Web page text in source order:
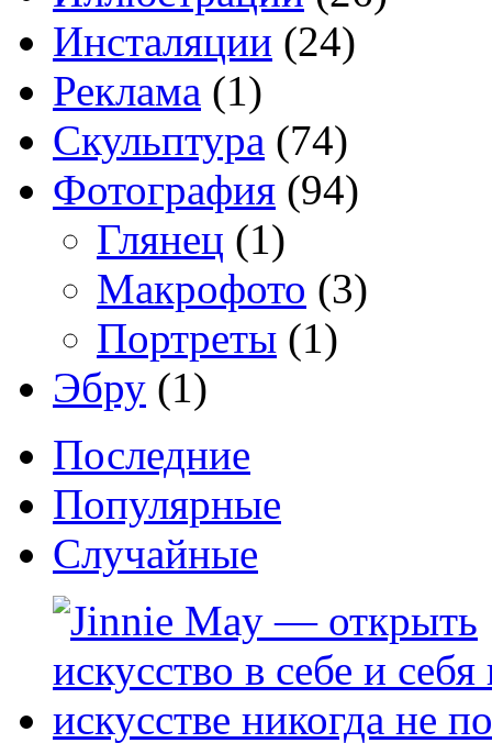
Инсталяции (24)
Реклама (1)
Скульптура (74)
Фотография (94)
Глянец (1)
Макрофото (3)
Портреты (1)
Эбру (1)
Последние
Популярные
Случайные